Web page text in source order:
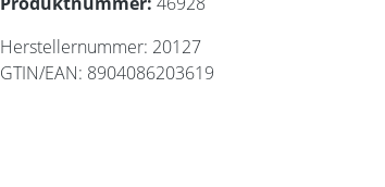
Herstellernummer: 20127
GTIN/EAN: 8904086203619